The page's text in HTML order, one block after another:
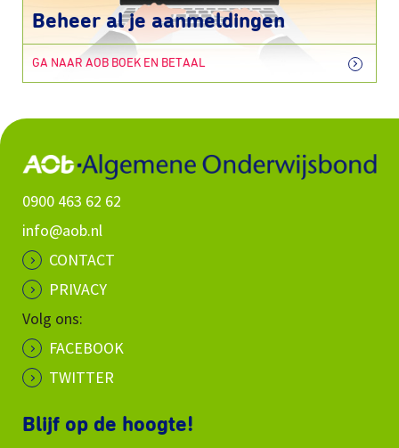
Beheer al je aanmeldingen
GA NAAR AOB BOEK EN BETAAL
0900 463 62 62
info@aob.nl
CONTACT
PRIVACY
Volg ons:
FACEBOOK
TWITTER
Blijf op de hoogte!